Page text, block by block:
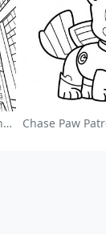
Spider Man Svinger Gennem Byen Farvelægningsside